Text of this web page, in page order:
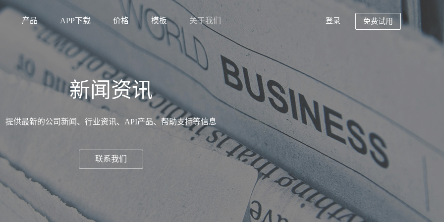
产品 APP下载 价格 模板 关于我们 登录 免费试用
新闻资讯
提供最新的公司新闻、行业资讯、API产品、帮助支持等信息
联系我们